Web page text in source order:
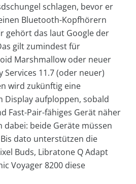
schlagen, bevor er
Bluetooth-Kopfhörern
gehört das laut Google der
gilt zumindest für
Marshmallow oder neuer
Services 11.7 (oder neuer)
wird zukünftig eine
Display aufploppen, sobald
Fast-Pair-fähiges Gerät näher
dabei: beide Geräte müssen
dato unterstützen die
Buds, Libratone Q Adapt
Voyager 8200 diese